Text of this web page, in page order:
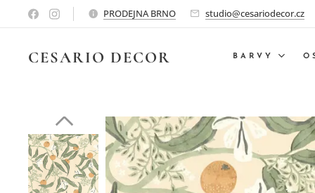
PRODEJNA BRNO studio@cesariodecor.cz
CESARIO DECOR BARVY